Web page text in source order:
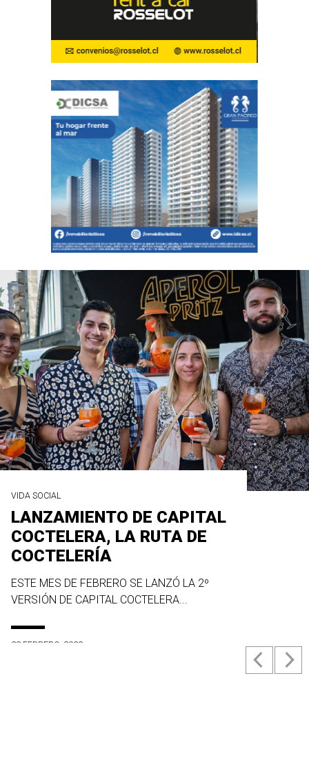
VIDA SOCIAL
LANZAMIENTO DE CAPITAL
COCTELERA, LA RUTA DE
COCTELERÍA
ESTE MES DE FEBRERO SE LANZÓ LA 2º
VERSIÓN DE CAPITAL COCTELERA...
23 FEBRERO, 2022